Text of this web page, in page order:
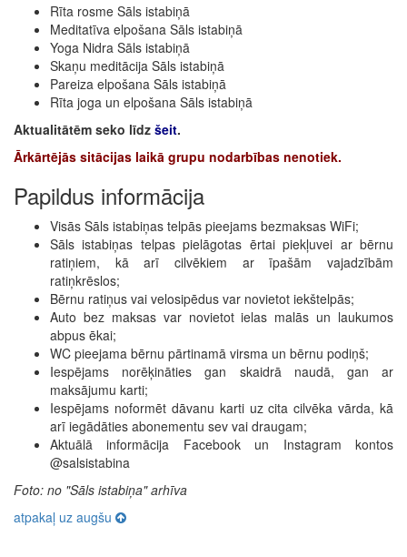
Rīta rosme Sāls istabiņā
Meditatīva elpošana Sāls istabiņā
Yoga Nidra Sāls istabiņā
Skaņu meditācija Sāls istabiņā
Pareiza elpošana Sāls istabiņā
Rīta joga un elpošana Sāls istabiņā
Aktualitātēm seko līdz šeit.
Ārkārtējās sitācijas laikā grupu nodarbības nenotiek.
Papildus informācija
Visās Sāls istabiņas telpās pieejams bezmaksas WiFi;
Sāls istabiņas telpas pielāgotas ērtai piekļuvei ar bērnu
ratiņiem, kā arī cilvēkiem ar īpašām vajadzībām
ratiņkrēslos;
Bērnu ratiņus vai velosipēdus var novietot iekštelpās;
Auto bez maksas var novietot ielas malās un laukumos
abpus ēkai;
WC pieejama bērnu pārtinamā virsma un bērnu podiņš;
Iespējams norēķināties gan skaidrā naudā, gan ar
maksājumu karti;
Iespējams noformēt dāvanu karti uz cita cilvēka vārda, kā
arī iegādāties abonementu sev vai draugam;
Aktuālā informācija Facebook un Instagram kontos
@salsistabina
Foto: no "Sāls istabiņa" arhīva
atpakaļ uz augšu